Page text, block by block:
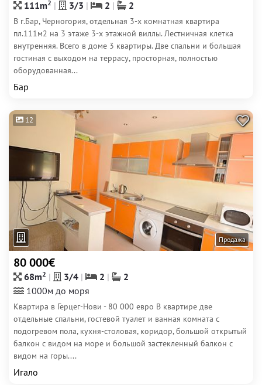
111m2 3/3 2 2
В г.Бар, Черногория, отдельная 3-х комнатная квартира
пл.111м2 на 3 этаже 3-х этажной виллы. Лестничная клетка
внутренняя. Всего в доме 3 квартиры. Две спальни и большая
гостиная с выходом на террасу, просторная, полностью
оборудованная...
Бар
12
Продажа
80 000€
68m2 3/4 2
2
1000м до моря
Квартира в Герцег-Нови - 80 000 евро В квартире две
отдельные спальни, гостевой туалет и ванная комната c
подогревом пола, кухня-столовая, коридор, большой открытый
балкон с видом на море и большой застекленный балкон с
видом на горы....
Игало